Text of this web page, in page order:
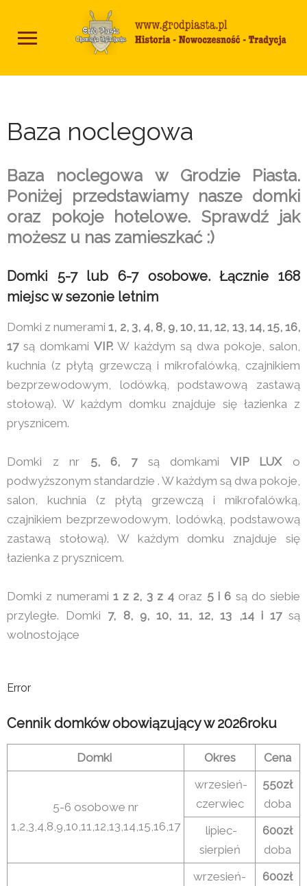
Baza noclegowa
Baza noclegowa w Grodzie Piasta.
Poniżej przedstawiamy nasze domki
oraz pokoje hotelowe. Sprawdź jak
możesz u nas zamieszkać :)
Domki 5-7 lub 6-7 osobowe. Łącznie 168
miejsc w sezonie letnim
Domki z numerami1, 2, 3, 4, 8, 9, 10, 11, 12, 13, 14, 15, 16,
17są domkamiVIP. W każdym są dwa pokoje, salon,
kuchnia (z płytą grzewczą i mikrofalówką, czajnikiem
bezprzewodowym, lodówką, podstawową zastawą
stołową). W każdym domku znajduje się łazienka z
prysznicem.
Domki z nr 5, 6, 7są domkami VIP LUXo
podwyższonym standardzie . W każdym są dwa pokoje,
salon, kuchnia (z płytą grzewczą i mikrofalówką,
czajnikiem bezprzewodowym, lodówką, podstawową
zastawą stołową). W każdym domku znajduje się
łazienka z prysznicem.
Domki z numerami 1 z 2, 3 z 4 oraz 5 i 6 są do siebie
przyległe. Domki 7, 8, 9, 10, 11, 12, 13 ,14 i 17są
wolnostojące
Error
Cennik domków obowiązujący w 2026roku
Domki Okres Cena
5-6 osobowe nr
1,2,3,4,8,9,10,11,12,13,14,15,16,17
wrzesień-
czerwiec
550zł
doba
lipiec-
sierpień
600zł
doba
wrzesień-
600zł